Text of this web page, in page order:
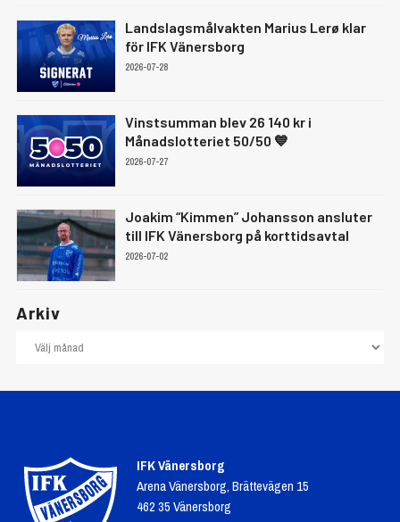
Landslagsmålvakten Marius Lerø klar
för IFK Vänersborg
2026-07-28
Vinstsumman blev 26 140 kr i
Månadslotteriet 50/50 💙
2026-07-27
Joakim “Kimmen” Johansson ansluter
till IFK Vänersborg på korttidsavtal
2026-07-02
Arkiv
IFK Vänersborg
Arena Vänersborg, Brättevägen 15
462 35 Vänersborg